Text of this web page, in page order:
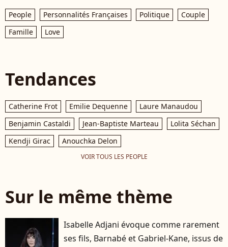
People Personnalités Françaises Politique
Couple
Famille
Love
Tendances
Catherine Frot Emilie Dequenne
Laure Manaudou
Benjamin Castaldi
Jean-Baptiste Marteau
Lolita Séchan
Kendji Girac
Anouchka Delon
VOIR TOUS LES PEOPLE
Sur le même thème
Isabelle Adjani évoque comme rarement
ses fils, Barnabé et Gabriel-Kane, issus de